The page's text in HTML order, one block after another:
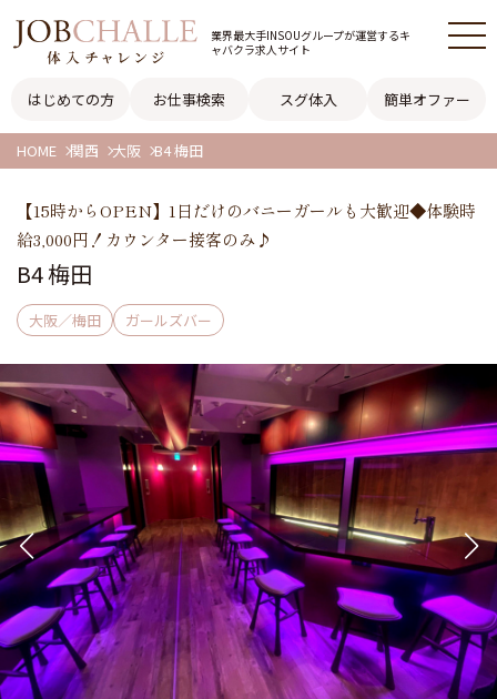
業界最大手INSOUグループが運営するキ
ャバクラ求人サイト
はじめての方 お仕事検索 スグ体入 簡単オファー
HOME 関西 大阪 B4 梅田
【15時からOPEN】1日だけのバニーガールも大歓迎◆体験時
給3,000円！カウンター接客のみ♪
B4 梅田
大阪／梅田 ガールズバー